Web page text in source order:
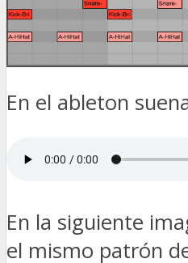
En el ableton
En la siguiente
el mismo patrón